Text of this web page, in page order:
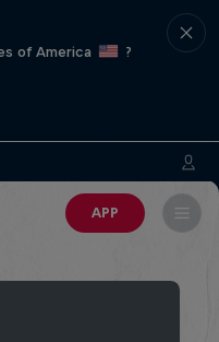
of America
?
APP